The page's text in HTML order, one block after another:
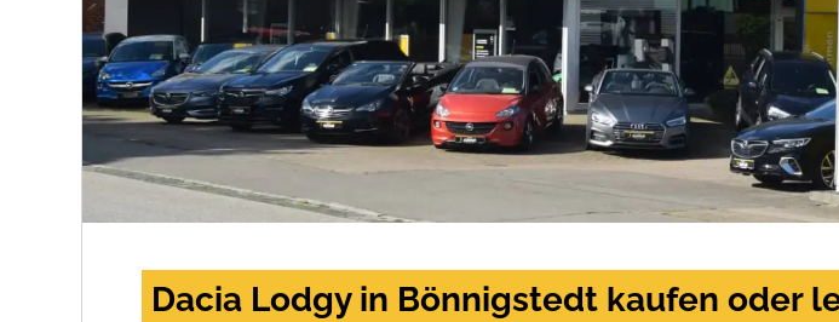
Dacia Lodgy in Bönnigstedt kaufen oder